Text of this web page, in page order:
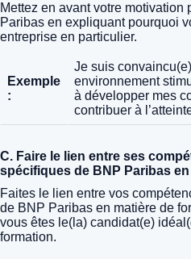
Mettez en avant votre motivation
Paribas en expliquant pourquoi
entreprise en particulier.
Exemple
:
Je suis
environnement
à développer mes
contribuer à
C. Faire le lien entre ses
spécifiques de BNP Paribas
Faites le lien entre vos
de BNP Paribas en matière de
vous êtes le(la) candidat(e)
formation.